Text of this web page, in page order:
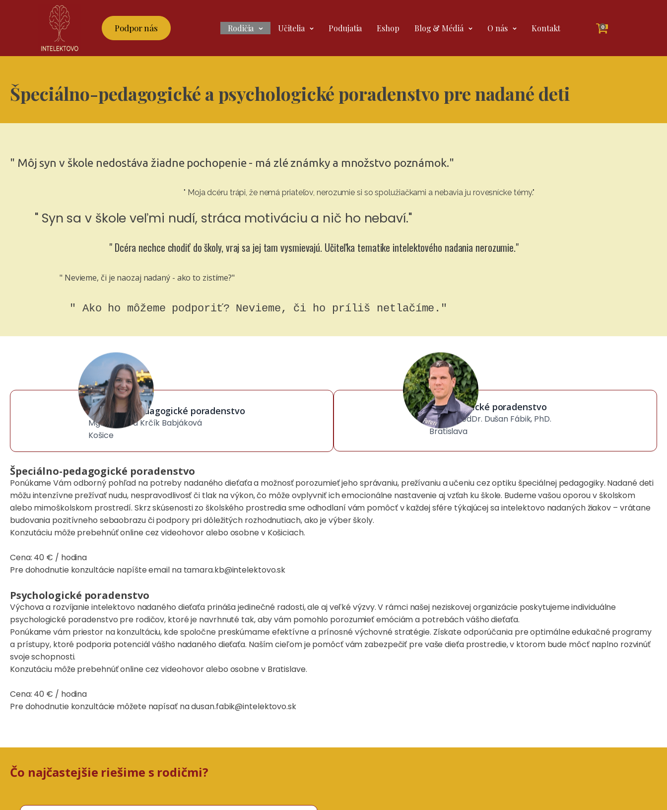
Podpor nás Rodičia Učitelia Podujatia Eshop Blog & Médiá O nás Kontakt 0
Špeciálno-pedagogické a psychologické poradenstvo pre nadané deti
" Môj syn v škole nedostáva žiadne pochopenie - má zlé známky a množstvo poznámok."
" Moja dcéru trápi, že nemá priateľov, nerozumie si so spolužiačkami a nebavia ju rovesnícke témy."
" Syn sa v škole veľmi nudí, stráca motiváciu a nič ho nebaví."
" Dcéra nechce chodiť do školy, vraj sa jej tam vysmievajú. Učiteľka tematike intelektového nadania nerozumie."
" Nevieme, či je naozaj nadaný - ako to zistíme?"
" Ako ho môžeme podporiť? Nevieme, či ho príliš netlačíme."
Špeciálno-pedagogické poradenstvo
Mgr. Tamara Krčík Babjáková
Košice
Psychologické poradenstvo
PhDr. PaedDr. Dušan Fábik, PhD.
Bratislava
Špeciálno-pedagogické poradenstvo
Ponúkame Vám odborný pohľad na potreby nadaného dieťaťa a možnosť porozumieť jeho správaniu, prežívaniu a učeniu cez optiku špeciálnej pedagogiky. Nadané deti
môžu intenzívne prežívať nudu, nespravodlivosť či tlak na výkon, čo môže ovplyvniť ich emocionálne nastavenie aj vzťah ku škole. Budeme vašou oporou v školskom
alebo mimoškolskom prostredí. Skrz skúsenosti zo školského prostredia sme odhodlaní vám pomôcť v každej sfére týkajúcej sa intelektovo nadaných žiakov – vrátane
budovania pozitívneho sebaobrazu či podpory pri dôležitých rozhodnutiach, ako je výber školy.
Konzutáciu môže prebehnúť online cez videohovor alebo osobne v Košiciach.
Cena: 40 € / hodina
Pre dohodnutie konzultácie napíšte email na tamara.kb@intelektovo.sk
Psychologické poradenstvo
Výchova a rozvíjanie intelektovo nadaného dieťaťa prináša jedinečné radosti, ale aj veľké výzvy. V rámci našej neziskovej organizácie poskytujeme individuálne
psychologické poradenstvo pre rodičov, ktoré je navrhnuté tak, aby vám pomohlo porozumieť emóciám a potrebách vášho dieťaťa.
Ponúkame vám priestor na konzultáciu, kde spoločne preskúmame efektívne a prínosné výchovné stratégie. Získate odporúčania pre optimálne edukačné programy
a prístupy, ktoré podporia potenciál vášho nadaného dieťaťa. Naším cieľom je pomôcť vám zabezpečiť pre vaše dieťa prostredie, v ktorom bude môcť naplno rozvinúť
svoje schopnosti.
Konzutáciu môže prebehnúť online cez videohovor alebo osobne v Bratislave.
Cena: 40 € / hodina
Pre dohodnutie konzultácie môžete napísať na dusan.fabik@intelektovo.sk
Čo najčastejšie riešime s rodičmi?